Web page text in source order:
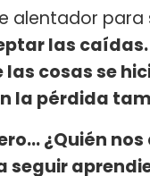
alentador para
las
cosas se
la pérdida
¿Quién